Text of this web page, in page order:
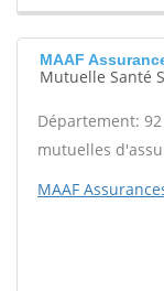
MAAF
Mutuelle Santé
Département: 92
mutuelles
MAAF